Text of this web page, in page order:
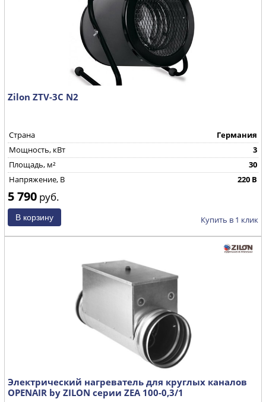
Zilon ZTV-3C N2
Страна
Германия
Мощность, кВт
3
Площадь, м²
30
Напряжение, В
220 В
5 790 руб.
Купить в 1 клик
Электрический нагреватель для круглых каналов
OPENAIR by ZILON серии ZEA 100-0,3/1